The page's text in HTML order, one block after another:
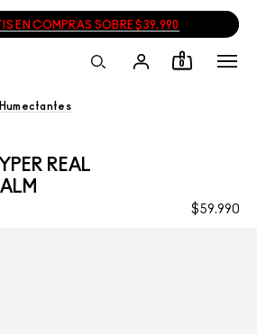
EN COMPRAS SOBRE $39.990
0
Humectantes
REAL
$59.990